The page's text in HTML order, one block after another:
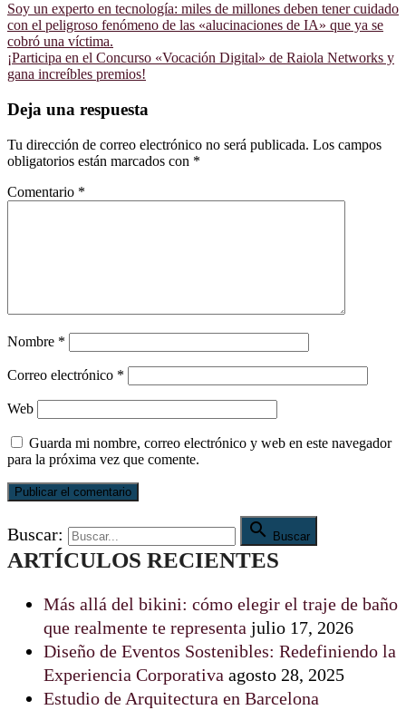
Soy un experto en tecnología: miles de millones deben tener cuidado
con el peligroso fenómeno de las «alucinaciones de IA» que ya se
cobró una víctima.
¡Participa en el Concurso «Vocación Digital» de Raiola Networks y
gana increíbles premios!
Deja una respuesta
Tu dirección de correo electrónico no será publicada. Los campos
obligatorios están marcados con *
Comentario *
Nombre *
Correo electrónico *
Web
Guarda mi nombre, correo electrónico y web en este navegador
para la próxima vez que comente.
Buscar:  Buscar
ARTÍCULOS RECIENTES
Más allá del bikini: cómo elegir el traje de baño
que realmente te representa julio 17, 2026
Diseño de Eventos Sostenibles: Redefiniendo la
Experiencia Corporativa agosto 28, 2025
Estudio de Arquitectura en Barcelona